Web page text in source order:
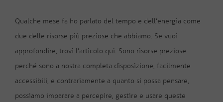
Qualche mese fa ho parlato del tempo e dell’energia come
due delle risorse più preziose che abbiamo. Se vuoi
approfondire, trovi l’articolo qui. Sono risorse preziose
perché sono a nostra completa disposizione, facilmente
accessibili, e contrariamente a quanto si possa pensare,
possiamo imparare a percepire, gestire e usare queste